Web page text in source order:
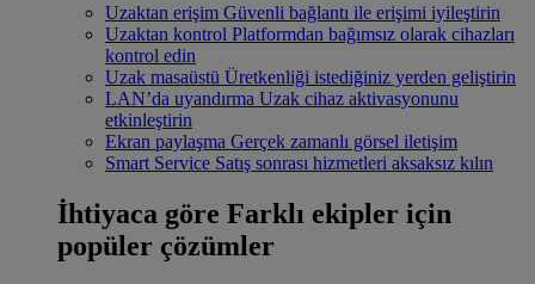
Uzaktan erişim Güvenli bağlantı ile erişimi iyileştirin
Uzaktan kontrol Platformdan bağımsız olarak cihazları
kontrol edin
Uzak masaüstü Üretkenliği istediğiniz yerden geliştirin
LAN’da uyandırma Uzak cihaz aktivasyonunu
etkinleştirin
Ekran paylaşma Gerçek zamanlı görsel iletişim
Smart Service Satış sonrası hizmetleri aksaksız kılın
İhtiyaca göre Farklı ekipler için
popüler çözümler